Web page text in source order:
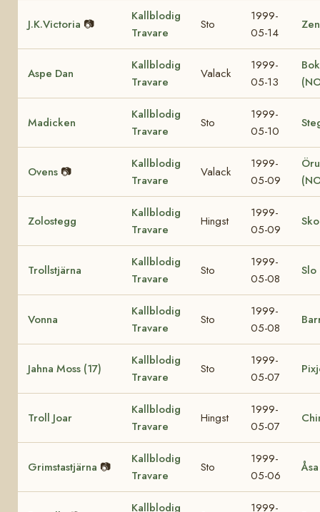
J.K.Victoria 📷
Kallblodig
Travare
Sto
1999-
05-14
Aspe Dan
Kallblodig
Travare
Valack
1999-
05-13
Madicken
Kallblodig
Travare
Sto
1999-
05-10
Ovens 📷
Kallblodig
Travare
Valack
1999-
05-09
Zolostegg
Kallblodig
Travare
Hingst
1999-
05-09
Trollstjärna
Kallblodig
Travare
Sto
1999-
05-08
Slo
Vonna
Kallblodig
Travare
Sto
1999-
05-08
Jahna Moss (17)
Kallblodig
Travare
Sto
1999-
05-07
Troll Joar
Kallblodig
Travare
Hingst
1999-
05-07
Grimstastjärna 📷
Kallblodig
Travare
Sto
1999-
05-06
Kallblodig
1999-